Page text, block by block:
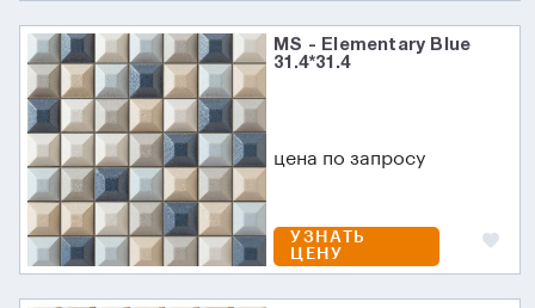
MS - Elementary Blue
31.4*31.4
цена по запросу
УЗНАТЬ
ЦЕНУ